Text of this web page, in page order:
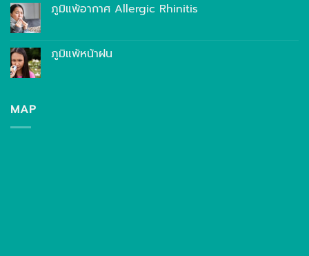
ภูมิแพ้อากาศ Allergic Rhinitis
ภูมิแพ้หน้าฝน
MAP